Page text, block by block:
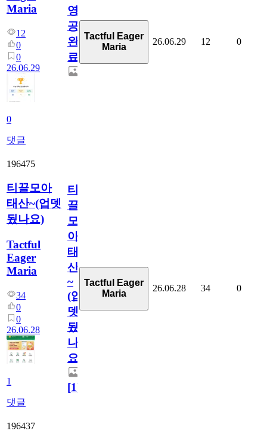
Maria
12
0
0
26.06.29
0
댓글
영
공
완
료
Tactful Eager
Maria
26.06.29 12 0
196475
티끌모아
태산~(업뎃
됬나요)
Tactful
Eager
Maria
34
0
0
26.06.28
1
댓글
티
끌
모
아
태
산
~
(업
뎃
됬
나
요)
[1]
Tactful Eager
Maria
26.06.28 34 0
196437